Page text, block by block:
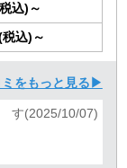
込)～
税込)～
をもっと見る▶
す(2025/10/07)